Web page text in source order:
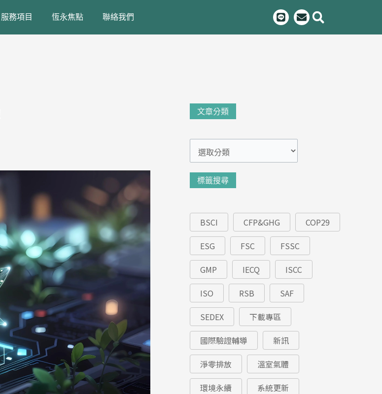
服務項目 恆永焦點 聯絡我們
L
i
n
E
n
v
文章分類
章
標籤搜尋
BSCI CFP&GHG
COP29
ESG
FSC
FSSC
GMP
IECQ
ISCC
ISO
RSB
SAF
SEDEX
下載專區
國際驗證輔導
新訊
淨零排放
溫室氣體
環境永續
系統更新